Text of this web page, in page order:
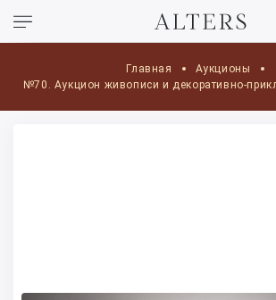
Главная
Аукционы
№70. Аукцион живописи и декоративно-